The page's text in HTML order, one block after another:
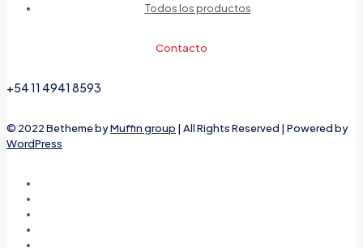
Todos los productos
Contacto
+54 11 4941 8593
© 2022 Betheme byMuffin group | All Rights Reserved | Powered by
WordPress